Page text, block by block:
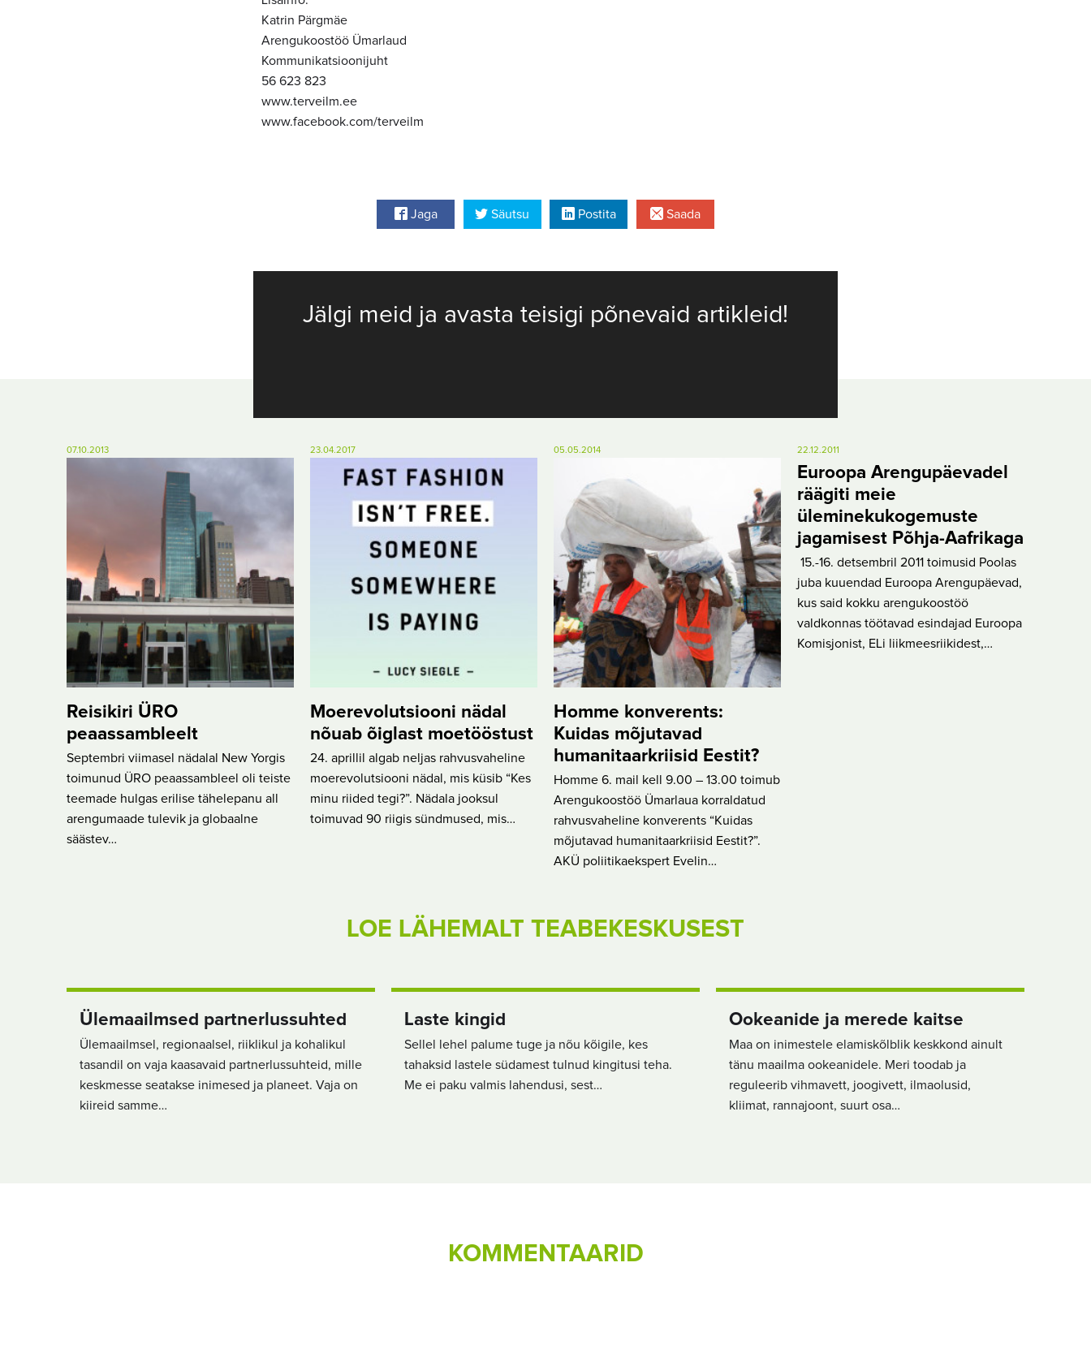
Katrin Pärgmäe
Arengukoostöö Ümarlaud
Kommunikatsioonijuht
56 623 823
www.terveilm.ee
www.facebook.com/terveilm
Jaga Säutsu Postita Saada
Jälgi meid ja avasta teisigi põnevaid artikleid!
07.10.2013
Reisikiri ÜRO
peaassambleelt
Septembri viimasel nädalal New Yorgis
toimunud ÜRO peaassambleel oli teiste
teemade hulgas erilise tähelepanu all
arengumaade tulevik ja globaalne
säästev…
23.04.2017
Moerevolutsiooni nädal
nõuab õiglast moetööstust
24. aprillil algab neljas rahvusvaheline
moerevolutsiooni nädal, mis küsib “Kes
minu riided tegi?”. Nädala jooksul
toimuvad 90 riigis sündmused, mis…
05.05.2014
Homme konverents:
Kuidas mõjutavad
humanitaarkriisid Eestit?
Homme 6. mail kell 9.00 – 13.00 toimub
Arengukoostöö Ümarlaua korraldatud
rahvusvaheline konverents “Kuidas
mõjutavad humanitaarkriisid Eestit?”.
AKÜ poliitikaekspert Evelin…
22.12.2011
Euroopa Arengupäevadel
räägiti meie
üleminekukogemuste
jagamisest Põhja-Aafrikaga
15.-16. detsembril 2011 toimusid Poolas
juba kuuendad Euroopa Arengupäevad,
kus said kokku arengukoostöö
valdkonnas töötavad esindajad Euroopa
Komisjonist, ELi liikmeesriikidest,…
LOE LÄHEMALT TEABEKESKUSEST
Ülemaailmsed partnerlussuhted
Ülemaailmsel, regionaalsel, riiklikul ja kohalikul
tasandil on vaja kaasavaid partnerlussuhteid, mille
keskmesse seatakse inimesed ja planeet. Vaja on
kiireid samme…
Laste kingid
Sellel lehel palume tuge ja nõu kõigile, kes
tahaksid lastele südamest tulnud kingitusi teha.
Me ei paku valmis lahendusi, sest…
Ookeanide ja merede kaitse
Maa on inimestele elamiskõlblik keskkond ainult
tänu maailma ookeanidele. Meri toodab ja
reguleerib vihmavett, joogivett, ilmaolusid,
kliimat, rannajoont, suurt osa…
KOMMENTAARID